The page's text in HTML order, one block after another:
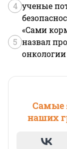
4 ученые
5
«Сами
назвал
онкологии
Самые
наших